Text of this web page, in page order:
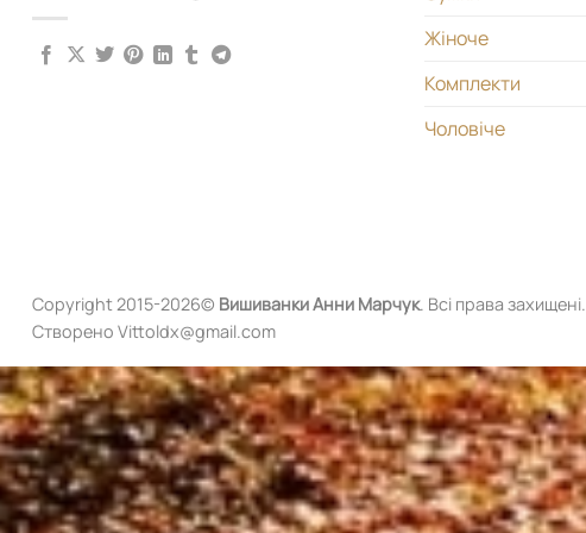
Жіноче
Комплекти
Чоловіче
Copyright 2015-2026© ВишиванкиАнни Марчук. Всі права захищені.
Створено Vittoldx@gmail.com